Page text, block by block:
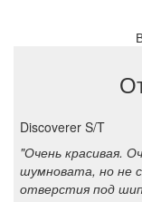
Discoverer S/T
"Очень красивая.
шумновата, но не
отверстия под